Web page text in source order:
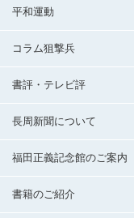
平和運動
コラム狙撃兵
書評・テレビ評
長周新聞について
福田正義記念館のご案内
書籍のご紹介